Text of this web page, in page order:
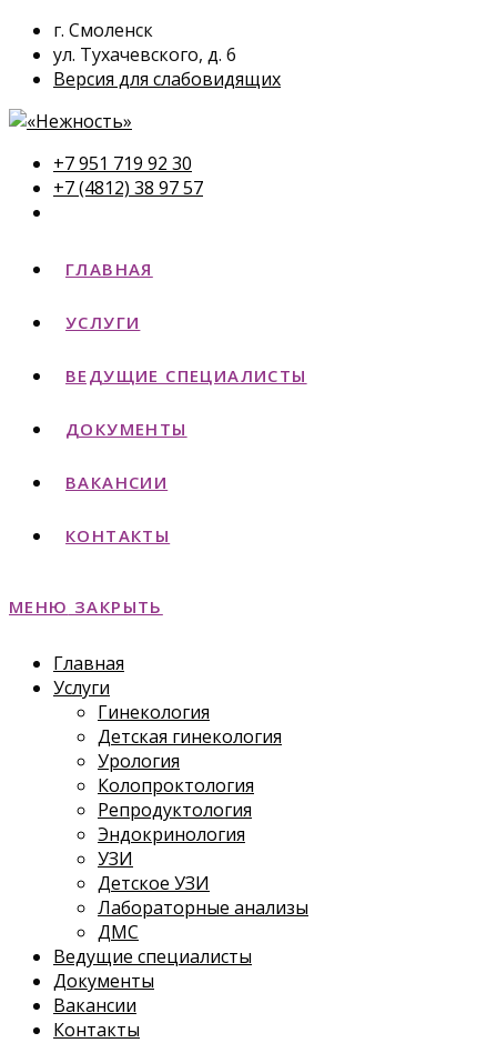
г. Смоленск
ул. Тухачевского, д. 6
Версия для слабовидящих
+7 951 719 92 30
+7 (4812) 38 97 57
ГЛАВНАЯ
УСЛУГИ
ВЕДУЩИЕ СПЕЦИАЛИСТЫ
ДОКУМЕНТЫ
ВАКАНСИИ
КОНТАКТЫ
МЕНЮ ЗАКРЫТЬ
Главная
Услуги
Гинекология
Детская гинекология
Урология
Колопроктология
Репродуктология
Эндокринология
УЗИ
Детское УЗИ
Лабораторные анализы
ДМС
Ведущие специалисты
Документы
Вакансии
Контакты